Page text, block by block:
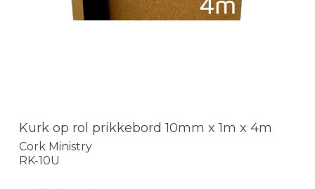
Kurk op rol prikkebord 10mm x 1m x 4m
Cork Ministry
RK-10U